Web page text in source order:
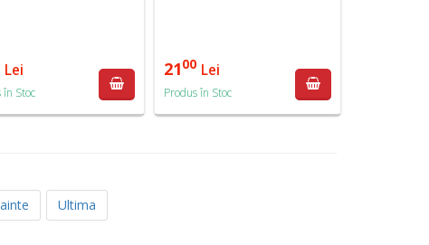
Lei
în Stoc
2100 Lei
Produs în Stoc
Ultima